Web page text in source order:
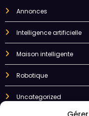
Annonces
Intelligence artificielle
Maison intelligente
Robotique
Uncategorized